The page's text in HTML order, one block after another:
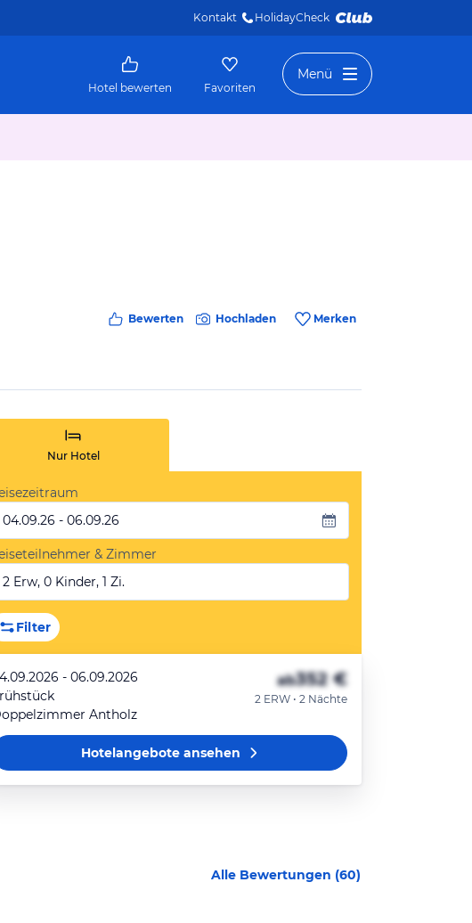
Kontakt HolidayCheck
Hotel bewerten Favoriten
Menü
Bewerten Hochladen Merken
Nur Hotel
04.09.26 - 06.09.26
& Zimmer
2 Erw, 0 Kinder, 1 Zi.
Filter
- 06.09.2026
Antholz
ab352 €
2 ERW • 2 Nächte
Hotelangeboteansehen
Alle Bewertungen (60)